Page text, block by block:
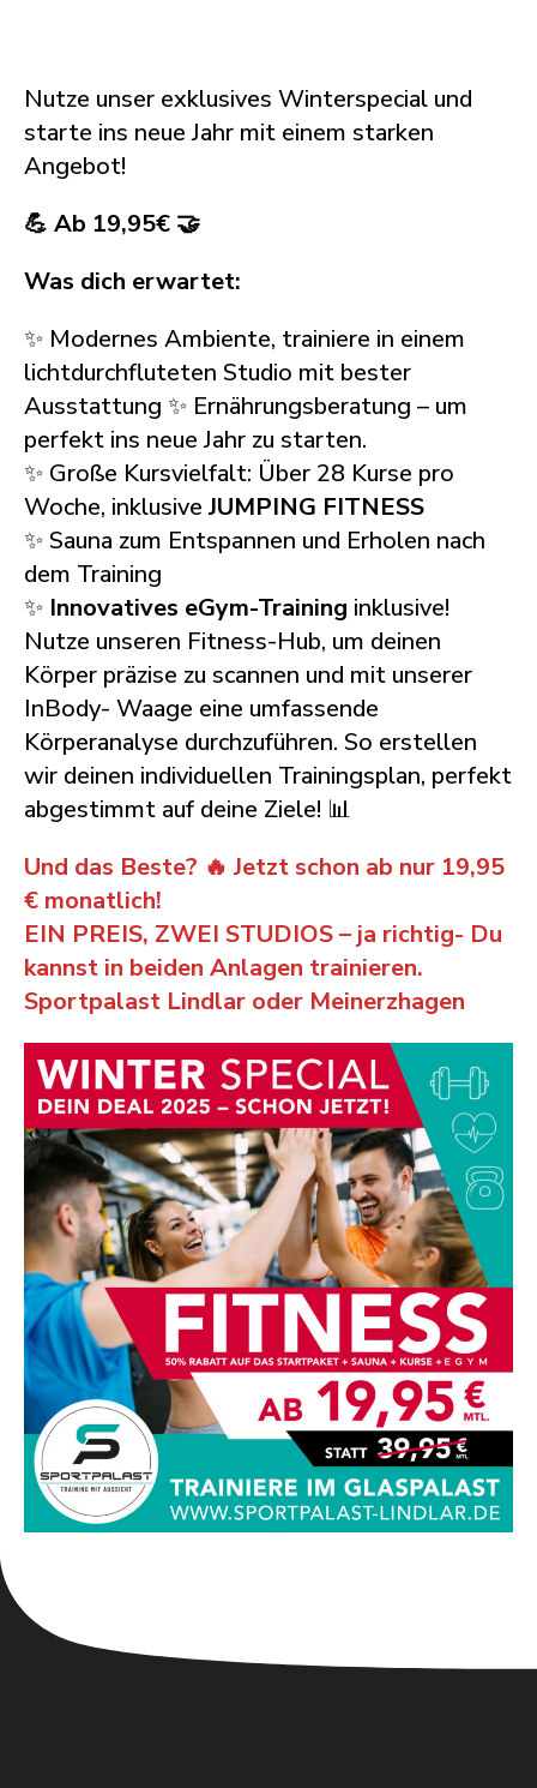
Nutze unser exklusives Winterspecial und
starte ins neue Jahr mit einem starken
Angebot!
💪 Ab 19,95€ 🤝
Was dich erwartet:
✨ Modernes Ambiente, trainiere in einem
lichtdurchfluteten Studio mit bester
Ausstattung ✨ Ernährungsberatung – um
perfekt ins neue Jahr zu starten.
✨ Große Kursvielfalt: Über 28 Kurse pro
Woche, inklusiveJUMPING FITNESS
✨ Sauna zum Entspannen und Erholen nach
dem Training
✨ Innovatives eGym-Training inklusive!
Nutze unseren Fitness-Hub, um deinen
Körper präzise zu scannen und mit unserer
InBody- Waage eine umfassende
Körperanalyse durchzuführen. So erstellen
wir deinen individuellen Trainingsplan, perfekt
abgestimmt auf deine Ziele! 📊
Und das Beste? 🔥 Jetzt schon ab nur 19,95
€ monatlich!
EIN PREIS, ZWEI STUDIOS – ja richtig- Du
kannst in beiden Anlagen trainieren.
Sportpalast Lindlar oder Meinerzhagen